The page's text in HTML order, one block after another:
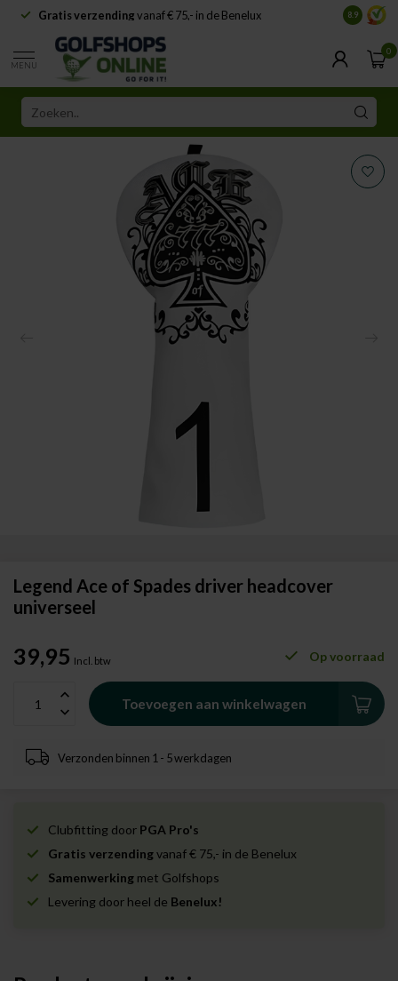
Gratis verzendingvanaf € 75,- in de Benelux 8.9
MENU
0
Legend Ace of Spades driver headcover
universeel
39,95 Incl. btw Op voorraad
Toevoegen aan winkelwagen
Verzonden binnen 1 - 5 werkdagen
Clubfitting door PGA Pro's
Gratis verzendingvanaf € 75,- in de Benelux
Samenwerking met Golfshops
Levering door heel de Benelux!